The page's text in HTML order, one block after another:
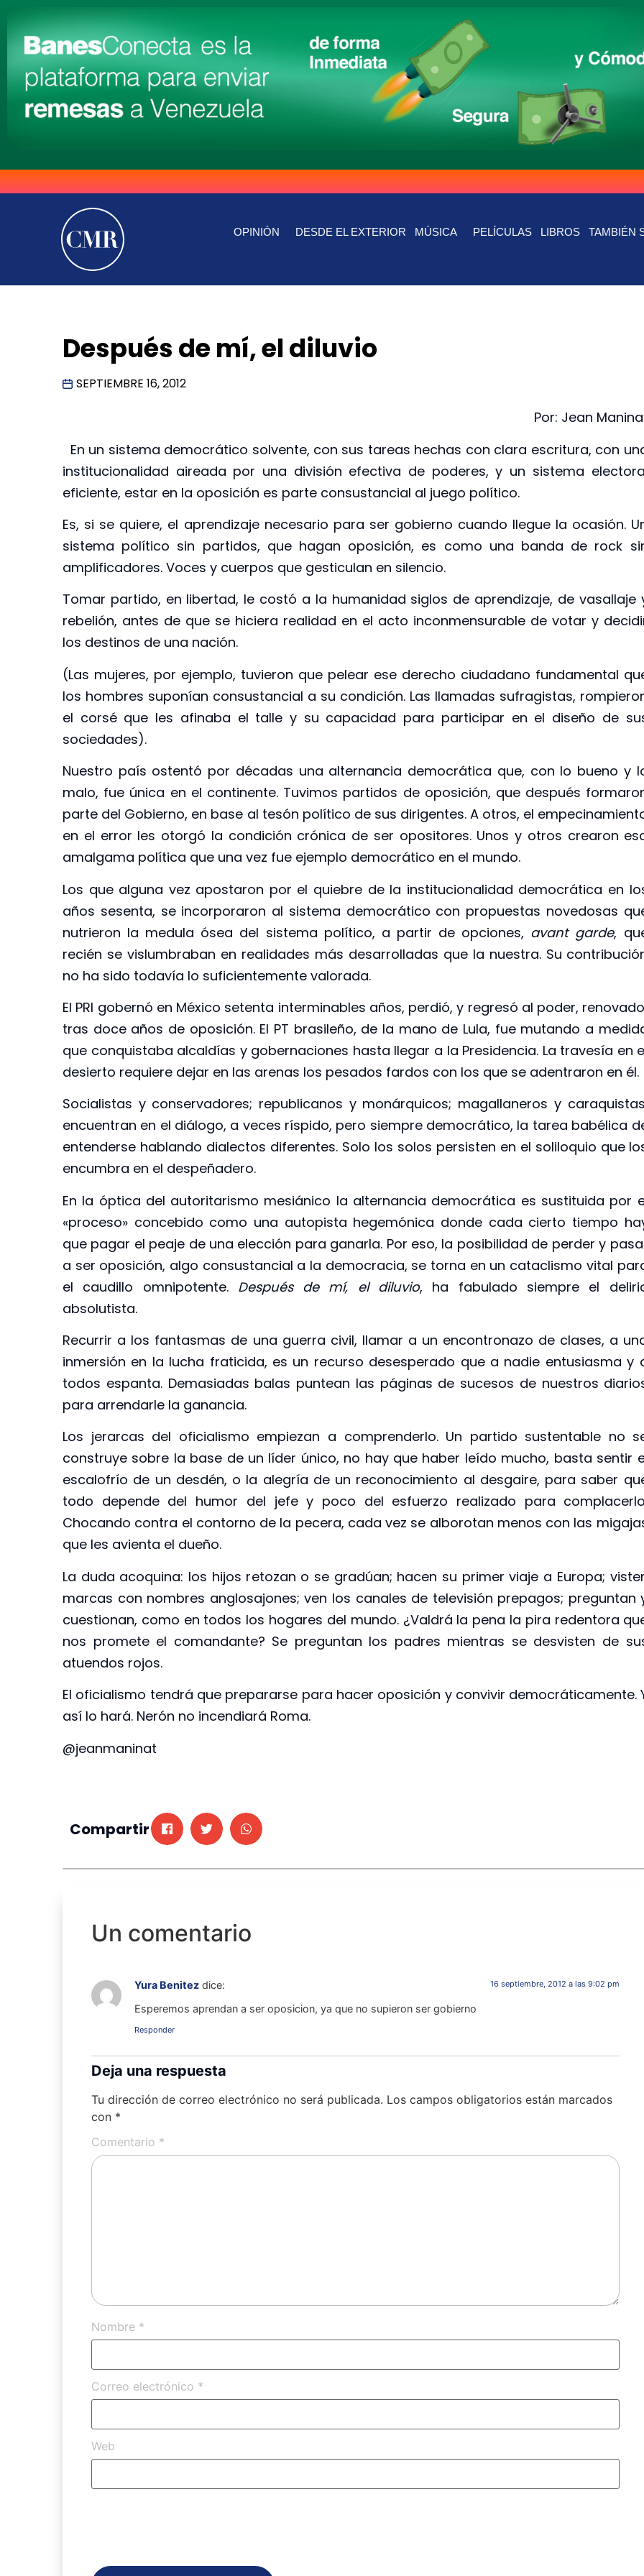
OPINIÓN DESDE EL EXTERIOR MÚSICA PELÍCULAS LIBROS TAMBIÉN
Después de mí, el diluvio
SEPTIEMBRE 16, 2012
Por: Jean
En un sistema democrático solvente, con sus tareas hechas con clara escritura, con
institucionalidad aireada por una división efectiva de poderes, y un sistema
eficiente, estar en la oposición es parte consustancial al juego político.
Es, si se quiere, el aprendizaje necesario para ser gobierno cuando llegue la ocasión.
sistema político sin partidos, que hagan oposición, es como una banda de rock
amplificadores. Voces y cuerpos que gesticulan en silencio.
Tomar partido, en libertad, le costó a la humanidad siglos de aprendizaje, de vasallaje
rebelión, antes de que se hiciera realidad en el acto inconmensurable de votar y
los destinos de una nación.
(Las mujeres, por ejemplo, tuvieron que pelear ese derecho ciudadano fundamental
los hombres suponían consustancial a su condición. Las llamadas sufragistas,
el corsé que les afinaba el talle y su capacidad para participar en el diseño de
sociedades).
Nuestro país ostentó por décadas una alternancia democrática que, con lo bueno y
malo, fue única en el continente. Tuvimos partidos de oposición, que después
parte del Gobierno, en base al tesón político de sus dirigentes. A otros, el
en el error les otorgó la condición crónica de ser opositores. Unos y otros crearon
amalgama política que una vez fue ejemplo democrático en el mundo.
Los que alguna vez apostaron por el quiebre de la institucionalidad democrática en
años sesenta, se incorporaron al sistema democrático con propuestas novedosas
nutrieron la medula ósea del sistema político, a partir de opciones, avant garde,
recién se vislumbraban en realidades más desarrolladas que la nuestra. Su
no ha sido todavía lo suficientemente valorada.
El PRI gobernó en México setenta interminables años, perdió, y regresó al poder,
tras doce años de oposición. El PT brasileño, de la mano de Lula, fue mutando a
que conquistaba alcaldías y gobernaciones hasta llegar a la Presidencia. La travesía en
desierto requiere dejar en las arenas los pesados fardos con los que se adentraron en él.
Socialistas y conservadores; republicanos y monárquicos; magallaneros y
encuentran en el diálogo, a veces ríspido, pero siempre democrático, la tarea babélica
entenderse hablando dialectos diferentes. Solo los solos persisten en el soliloquio que
encumbra en el despeñadero.
En la óptica del autoritarismo mesiánico la alternancia democrática es sustituida por
«proceso» concebido como una autopista hegemónica donde cada cierto tiempo
que pagar el peaje de una elección para ganarla. Por eso, la posibilidad de perder y
a ser oposición, algo consustancial a la democracia, se torna en un cataclismo vital
el caudillo omnipotente. Después de mí, el diluvio, ha fabulado siempre el
absolutista.
Recurrir a los fantasmas de una guerra civil, llamar a un encontronazo de clases, a
inmersión en la lucha fraticida, es un recurso desesperado que a nadie entusiasma y
todos espanta. Demasiadas balas puntean las páginas de sucesos de nuestros
para arrendarle la ganancia.
Los jerarcas del oficialismo empiezan a comprenderlo. Un partido sustentable no
construye sobre la base de un líder único, no hay que haber leído mucho, basta sentir
escalofrío de un desdén, o la alegría de un reconocimiento al desgaire, para saber
todo depende del humor del jefe y poco del esfuerzo realizado para
Chocando contra el contorno de la pecera, cada vez se alborotan menos con las
que les avienta el dueño.
La duda acoquina: los hijos retozan o se gradúan; hacen su primer viaje a Europa;
marcas con nombres anglosajones; ven los canales de televisión prepagos; preguntan
cuestionan, como en todos los hogares del mundo. ¿Valdrá la pena la pira redentora
nos promete el comandante? Se preguntan los padres mientras se desvisten de
atuendos rojos.
El oficialismo tendrá que prepararse para hacer oposición y convivir democráticamente.
así lo hará. Nerón no incendiará Roma.
@jeanmaninat
Compartir
Un comentario
Yura Benitez dice: 16 septiembre, 2012 a las 9:02 pm
Esperemos aprendan a ser oposicion, ya que no supieron ser gobierno
Responder
Deja una respuesta
Tu dirección de correo electrónico no será publicada. Los campos obligatorios están marcados
con *
Comentario *
Nombre *
Correo electrónico *
Web